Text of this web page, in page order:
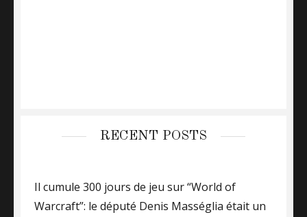
RECENT POSTS
Il cumule 300 jours de jeu sur “World of
Warcraft”: le député Denis Masséglia était un